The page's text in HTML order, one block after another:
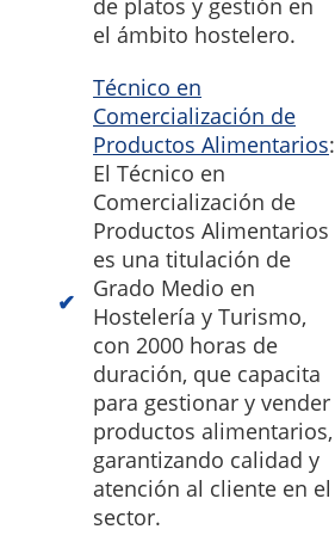
de platos y gestión en
el ámbito hostelero.
Técnico en
Comercialización de
Productos Alimentarios:
El Técnico en
Comercialización de
Productos Alimentarios
es una titulación de
Grado Medio en
Hostelería y Turismo,
con 2000 horas de
duración, que capacita
para gestionar y vender
productos alimentarios,
garantizando calidad y
atención al cliente en el
sector.